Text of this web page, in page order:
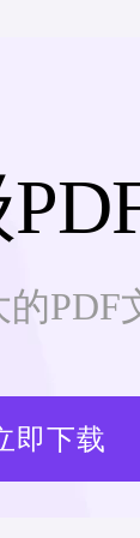
PDF
即下载